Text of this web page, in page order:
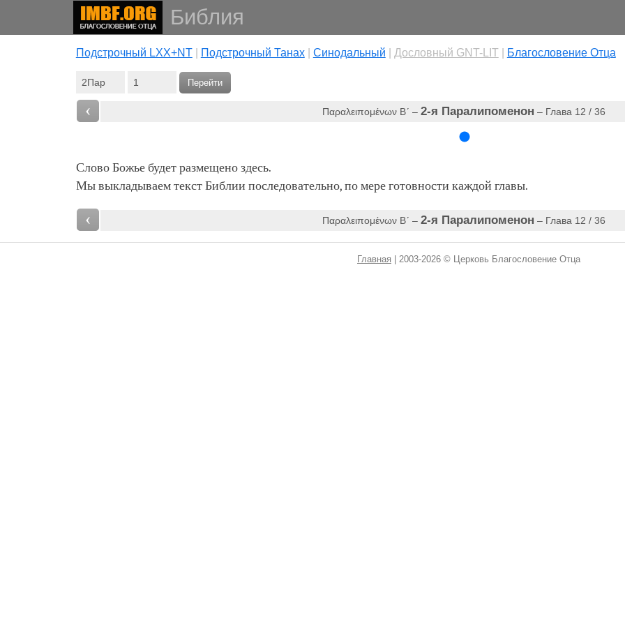
Библия
Подстрочный LXX+NT| Подстрочный Танах| Cинодальный Дословный GNT-LIT| Благословение Отца
Перейти
‹ Παραλειπομένων Βʹ‎ –2-я Паралипоменон – Глава 12 / 36
Слово Божье будет размещено здесь.
Мы выкладываем текст Библии последовательно, по мере готовности каждой главы.
‹ Παραλειπομένων Βʹ‎ –2-я Паралипоменон – Глава 12 / 36
Главная | 2003-2026 © Церковь Благословение Отца